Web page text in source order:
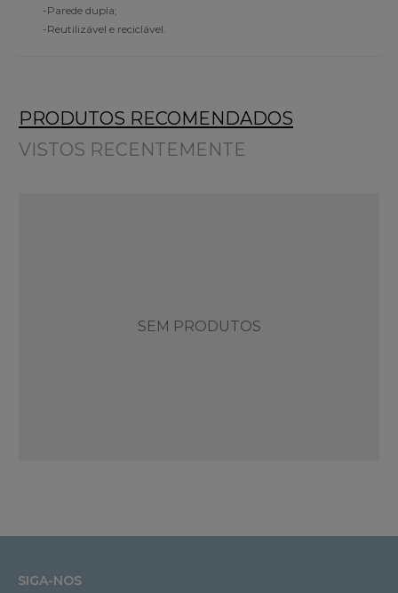
-Parede dupla;
-Reutilizável e reciclável.
PRODUTOS RECOMENDADOS
VISTOS RECENTEMENTE
SEM PRODUTOS
SIGA-NOS